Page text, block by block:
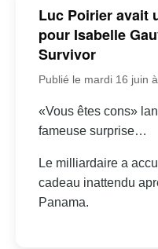
Luc Poirier avait
pour Isabelle
Survivor
Publié le mardi 16 juin
«Vous êtes cons»
fameuse surprise…
Le milliardaire a
cadeau inattendu
Panama.